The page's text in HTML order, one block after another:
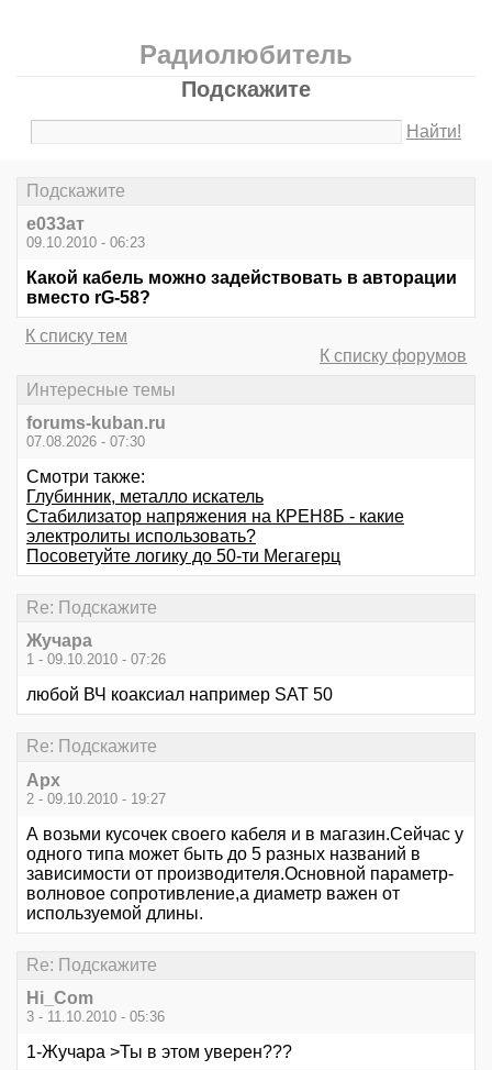
Радиолюбитель
Подскажите
Найти!
Подскажите
е033ат
09.10.2010 - 06:23
Какой кабель можно задействовать в авторации
вместо rG-58?
К списку тем
К списку форумов
Интересные темы
forums-kuban.ru
07.08.2026 - 07:30
Смотри также:
Глубинник, металло искатель
Стабилизатор напряжения на КРЕН8Б - какие
электролиты использовать?
Посоветуйте логику до 50-ти Мегагерц
Re: Подскажите
Жучара
1 - 09.10.2010 - 07:26
любой ВЧ коаксиал например SAT 50
Re: Подскажите
Арх
2 - 09.10.2010 - 19:27
А возьми кусочек своего кабеля и в магазин.Сейчас у
одного типа может быть до 5 разных названий в
зависимости от производителя.Основной параметр-
волновое сопротивление,а диаметр важен от
используемой длины.
Re: Подскажите
Hi_Com
3 - 11.10.2010 - 05:36
1-Жучара >Ты в этом уверен???